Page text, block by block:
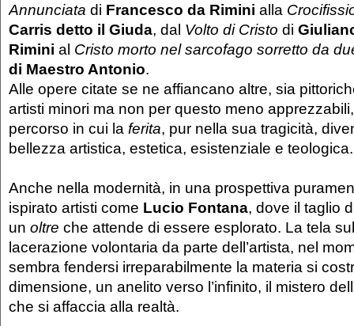
Annunciata di Francesco da Rimini alla
Carris detto il Giuda, dal Volto di Cristo di
Rimini al Cristo morto nel sarcofago sorretto da
di Maestro Antonio.
Alle opere citate se ne affiancano altre, sia
artisti minori ma non per questo meno
percorso in cui la ferita, pur nella sua tragicità,
bellezza artistica, estetica, esistenziale e teologica.
Anche nella modernità, in una prospettiva
ispirato artisti come Lucio Fontana, dove il taglio
un oltre che attende di essere esplorato. La tela
lacerazione volontaria da parte dell’artista, nel
sembra fendersi irreparabilmente la materia si
dimensione, un anelito verso l’infinito, il mistero
che si affaccia alla realtà.